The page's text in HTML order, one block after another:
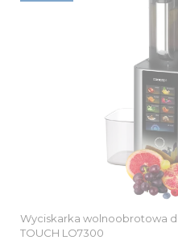
Wyciskarka wolnoobrotowa
TOUCH LO7300